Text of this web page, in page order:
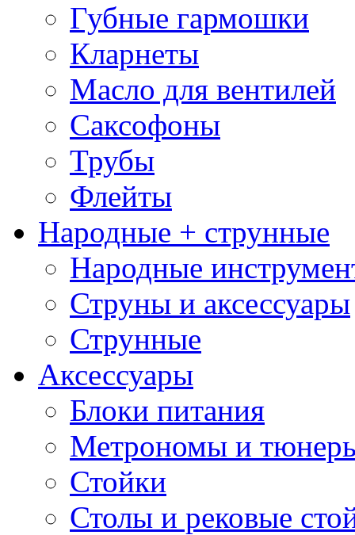
Губные гармошки
Кларнеты
Масло для вентилей
Саксофоны
Трубы
Флейты
Народные + струнные
Народные
Струны и аксессуары
Струнные
Аксессуары
Блоки питания
Метрономы и
Стойки
Столы и рековые